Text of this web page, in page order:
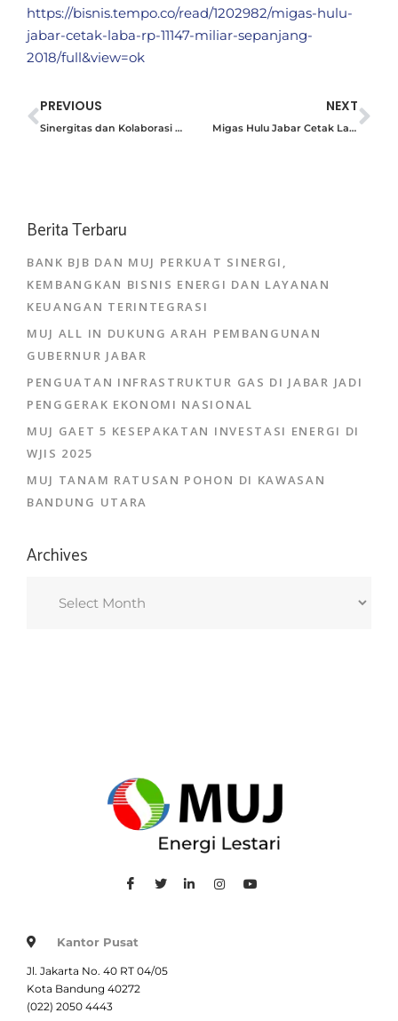
https://bisnis.tempo.co/read/1202982/migas-hulu-
jabar-cetak-laba-rp-11147-miliar-sepanjang-
2018/full&view=ok
PREVIOUS
Sinergitas dan Kolaborasi untuk Membangun BUMD Juara
NEXT
Migas Hulu Jabar Cetak Laba Rp 111,47 Miliar Sepanjang 2018
Berita Terbaru
BANK BJB DAN MUJ PERKUAT SINERGI,
KEMBANGKAN BISNIS ENERGI DAN LAYANAN
KEUANGAN TERINTEGRASI
MUJ ALL IN DUKUNG ARAH PEMBANGUNAN
GUBERNUR JABAR
PENGUATAN INFRASTRUKTUR GAS DI JABAR JADI
PENGGERAK EKONOMI NASIONAL
MUJ GAET 5 KESEPAKATAN INVESTASI ENERGI DI
WJIS 2025
MUJ TANAM RATUSAN POHON DI KAWASAN
BANDUNG UTARA
Archives
Kantor Pusat
Jl. Jakarta No. 40 RT 04/05
Kota Bandung 40272
(022) 2050 4443